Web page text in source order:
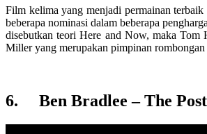
Film kelima yang menjadi permainan
beberapa nominasi dalam beberapa
disebutkan teori Here and Now, maka Tom
Miller yang merupakan pimpinan
6. Ben Bradlee – The Post